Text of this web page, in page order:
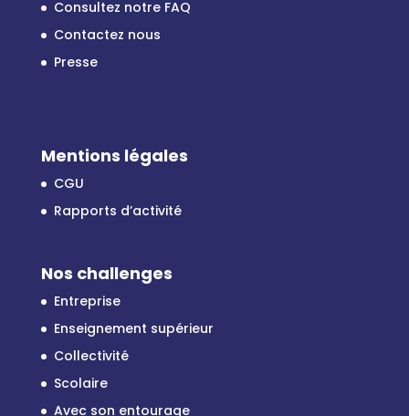
Consultez notre FAQ
Contactez nous
Presse
Mentions légales
CGU
Rapports d’activité
Nos challenges
Entreprise
Enseignement supérieur
Collectivité
Scolaire
Avec son entourage